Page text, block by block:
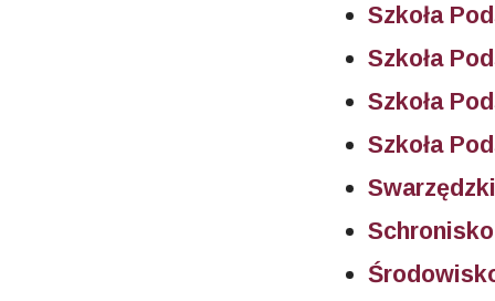
Szkoła
Szkoła
Szkoła
Szkoła